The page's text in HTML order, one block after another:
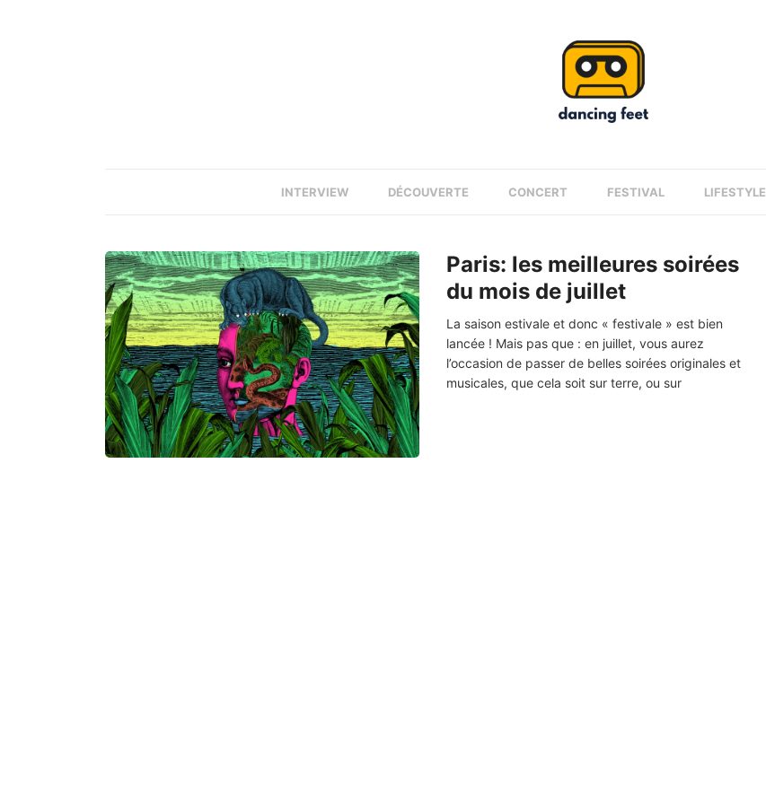
INTERVIEW DÉCOUVERTE CONCERT FESTIVAL LIFESTYLE
Paris: les meilleures soirées
du mois de juillet
La saison estivale et donc « festivale » est bien
lancée ! Mais pas que : en juillet, vous aurez
l’occasion de passer de belles soirées originales et
musicales, que cela soit sur terre, ou sur